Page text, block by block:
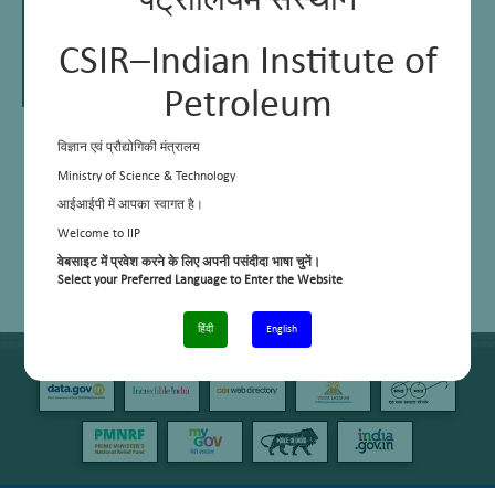
CSIR–Indian Institute of
Petroleum
विज्ञान एवं प्रौद्योगिकी मंत्रालय
Ministry of Science & Technology
आईआईपी में आपका स्वागत है।
Welcome to IIP
वेबसाइट में प्रवेश करने के लिए अपनी पसंदीदा भाषा चुनें।
Select your Preferred Language to Enter the Website
हिंदी English
M K Shukla
Senior Principal Scientist
Email:mshukla@iip.res.in
+91 1352525844/845
Cell No: